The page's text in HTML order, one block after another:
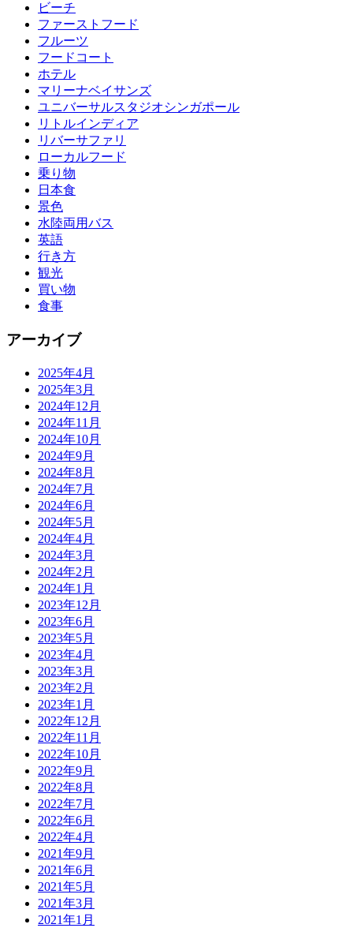
ビーチ
ファーストフード
フルーツ
フードコート
ホテル
マリーナベイサンズ
ユニバーサルスタジオシンガポール
リトルインディア
リバーサファリ
ローカルフード
乗り物
日本食
景色
水陸両用バス
英語
行き方
観光
買い物
食事
アーカイブ
2025年4月
2025年3月
2024年12月
2024年11月
2024年10月
2024年9月
2024年8月
2024年7月
2024年6月
2024年5月
2024年4月
2024年3月
2024年2月
2024年1月
2023年12月
2023年6月
2023年5月
2023年4月
2023年3月
2023年2月
2023年1月
2022年12月
2022年11月
2022年10月
2022年9月
2022年8月
2022年7月
2022年6月
2022年4月
2021年9月
2021年6月
2021年5月
2021年3月
2021年1月